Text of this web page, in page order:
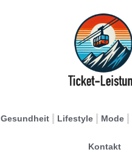
Gesundheit Lifestyle Mode
Kontakt